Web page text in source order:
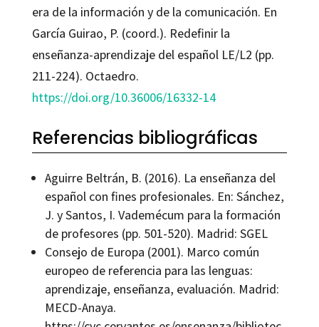
era de la información y de la comunicación. En
García Guirao, P. (coord.). Redefinir la
enseñanza-aprendizaje del español LE/L2 (pp.
211-224). Octaedro.
https://doi.org/10.36006/16332-14
Referencias bibliográficas
Aguirre Beltrán, B. (2016). La enseñanza del
español con fines profesionales. En: Sánchez,
J. y Santos, I. Vademécum para la formación
de profesores (pp. 501-520). Madrid: SGEL
Consejo de Europa (2001). Marco común
europeo de referencia para las lenguas:
aprendizaje, enseñanza, evaluación. Madrid:
MECD-Anaya.